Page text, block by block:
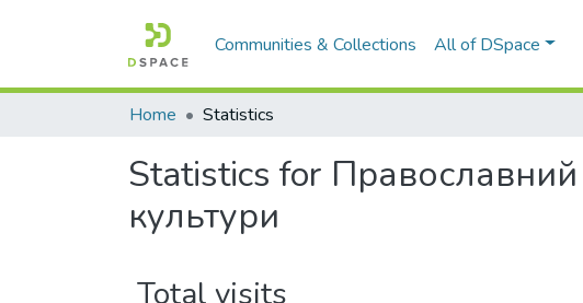
Communities & Collections All of DSpace
Home Statistics
Statistics for
культури
Total visits